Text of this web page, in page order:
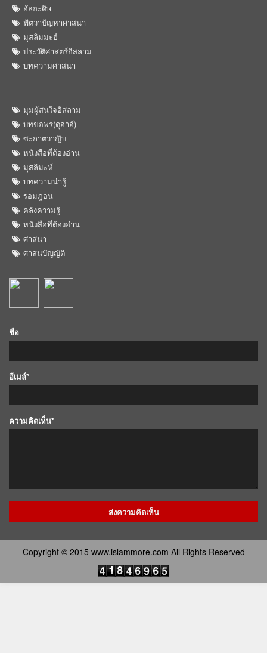
อัลฮะดิษ
ฟัตวาปัญหาศาสนา
มุสลิมมะฮ์
ประวัติศาสตร์อิสลาม
บทความศาสนา
มุมผู้สนใจอิสลาม
บทขอพร(ดุอาอ์)
ซะกาตวาญิบ
หนังสือที่ต้องอ่าน
มุสลิมะห์
บทความน่ารู้
รอมฎอน
คลังความรู้
หนังสือที่ต้องอ่าน
ศาสนา
ศาสนบัญญัติ
ชื่อ
อีเมล์*
ความคิดเห็น*
Copyright © 2015 www.islammore.com All Rights Reserved